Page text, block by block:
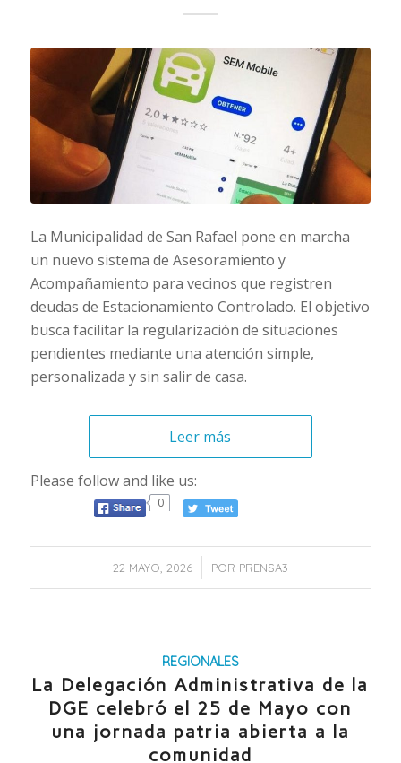
La Municipalidad de San Rafael pone en marcha
un nuevo sistema de Asesoramiento y
Acompañamiento para vecinos que registren
deudas de Estacionamiento Controlado. El objetivo
busca facilitar la regularización de situaciones
pendientes mediante una atención simple,
personalizada y sin salir de casa.
Leer más
Please follow and like us:
0
22 MAYO, 2026
/ POR PRENSA3
REGIONALES
La Delegación Administrativa de la
DGE celebró el 25 de Mayo con
una jornada patria abierta a la
comunidad